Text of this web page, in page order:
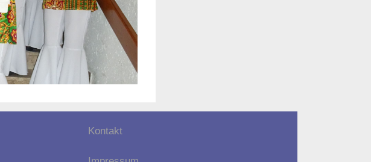
Kontakt